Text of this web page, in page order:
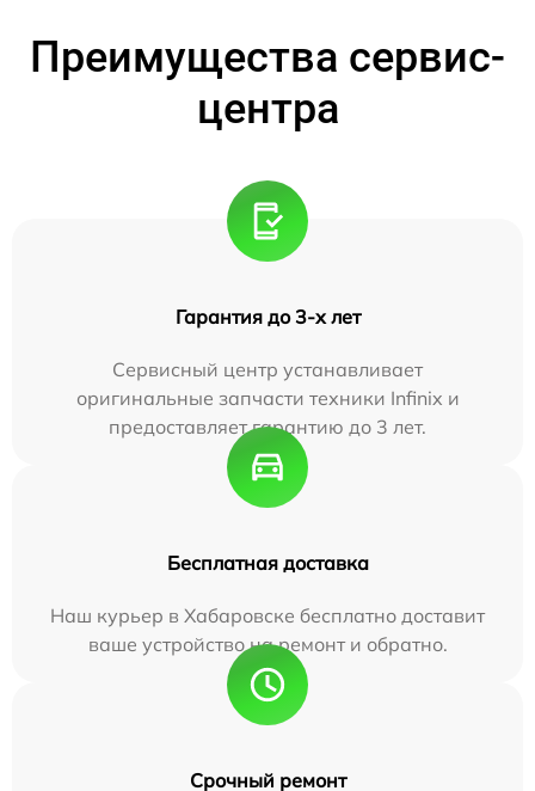
Преимущества сервис-
центра
Гарантия до 3-х лет
Сервисный центр устанавливает
оригинальные запчасти техники Infinix и
предоставляет гарантию до 3 лет.
Бесплатная доставка
Наш курьер в Хабаровске бесплатно доставит
ваше устройство на ремонт и обратно.
Срочный ремонт